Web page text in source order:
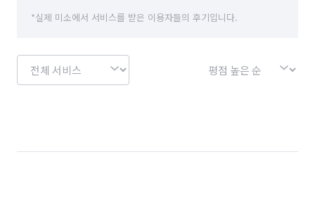
*실제 미소에서 서비스를 받은 이용자들의 후기입니다.